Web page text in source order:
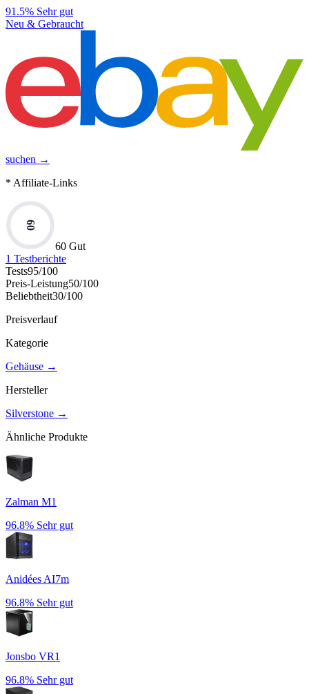
91.5% Sehr gut
Neu & Gebraucht
suchen →
* Affiliate-Links
60
60 Gut
1 Testberichte
Tests95/100
Preis-Leistung50/100
Beliebtheit30/100
Preisverlauf
Kategorie
Gehäuse →
Hersteller
Silverstone →
Ähnliche Produkte
Zalman M1
96.8% Sehr gut
Anidées AI7m
96.8% Sehr gut
Jonsbo VR1
96.8% Sehr gut